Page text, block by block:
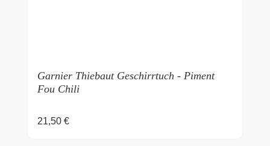
Garnier Thiebaut Geschirrtuch - Piment
Fou Chili
Regulärer Preis:
21,50 €